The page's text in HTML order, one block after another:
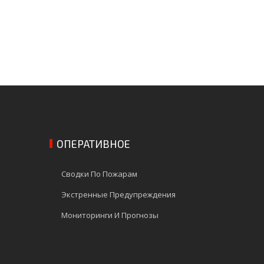
ОПЕРАТИВНОЕ
Сводки По Пожарам
Экстренные Предупреждения
Мониторинги И Прогнозы